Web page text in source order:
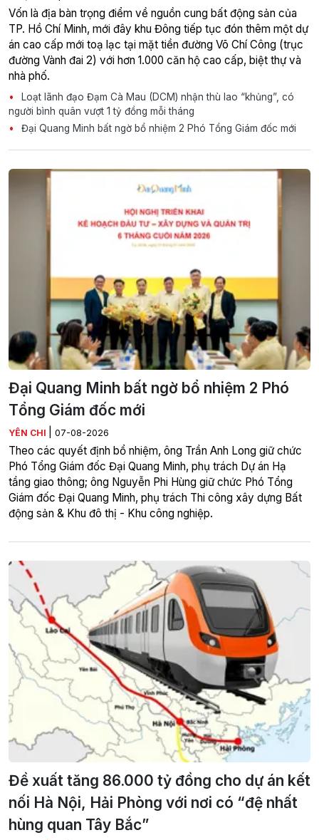
Vốn là địa bàn trọng điểm về nguồn cung bất động sản của
TP. Hồ Chí Minh, mới đây khu Đông tiếp tục đón thêm một dự
án cao cấp mới toạ lạc tại mặt tiền đường Võ Chí Công (trục
đường Vành đai 2) với hơn 1.000 căn hộ cao cấp, biệt thự và
nhà phố.
Loạt lãnh đạo Đạm Cà Mau (DCM) nhận thù lao “khủng”, có
người bình quân vượt 1 tỷ đồng mỗi tháng
Đại Quang Minh bất ngờ bổ nhiệm 2 Phó Tổng Giám đốc mới
Đại Quang Minh bất ngờ bổ nhiệm 2 Phó
Tổng Giám đốc mới
YÊN CHI 07-08-2026
Theo các quyết định bổ nhiệm, ông Trần Anh Long giữ chức
Phó Tổng Giám đốc Đại Quang Minh, phụ trách Dự án Hạ
tầng giao thông; ông Nguyễn Phi Hùng giữ chức Phó Tổng
Giám đốc Đại Quang Minh, phụ trách Thi công xây dựng Bất
động sản & Khu đô thị - Khu công nghiệp.
Đề xuất tăng 86.000 tỷ đồng cho dự án kết
nối Hà Nội, Hải Phòng với nơi có “đệ nhất
hùng quan Tây Bắc”